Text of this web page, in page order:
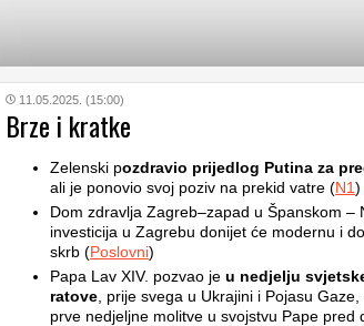
11.05.2025. (15:00)
Brze i kratke
Zelenski pozdravio prijedlog Putina za
ali je ponovio svoj poziv na prekid vatre (N1)
Dom zdravlja Zagreb–zapad u Španskom –
investicija u Zagrebu donijet će modernu i
skrb (Poslovni)
Papa Lav XIV. pozvao je u nedjelju
ratove , prije svega u Ukrajini i Pojasu
prve nedjeljne molitve u svojstvu Pape pred